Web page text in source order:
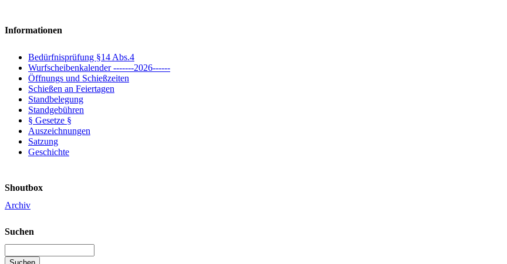
Informationen
Bedürfnisprüfung §14 Abs.4
Wurfscheibenkalender -------2026------
Öffnungs und Schießzeiten
Schießen an Feiertagen
Standbelegung
Standgebühren
§ Gesetze §
Auszeichnungen
Satzung
Geschichte
Shoutbox
Archiv
Suchen